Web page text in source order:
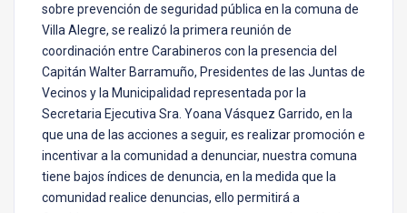
sobre prevención de seguridad pública en la comuna de
Villa Alegre, se realizó la primera reunión de
coordinación entre Carabineros con la presencia del
Capitán Walter Barramuño, Presidentes de las Juntas de
Vecinos y la Municipalidad representada por la
Secretaria Ejecutiva Sra. Yoana Vásquez Garrido, en la
que una de las acciones a seguir, es realizar promoción e
incentivar a la comunidad a denunciar, nuestra comuna
tiene bajos índices de denuncia, en la medida que la
comunidad realice denuncias, ello permitirá a